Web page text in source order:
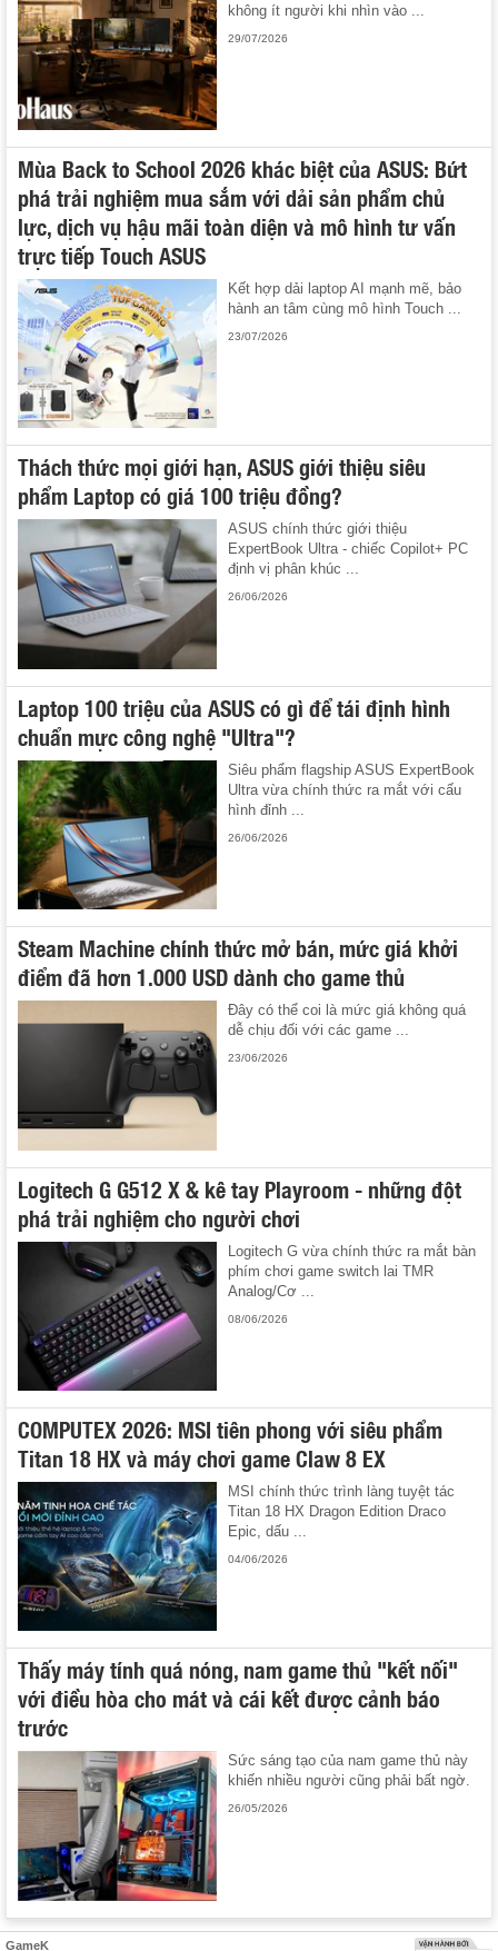
không ít người khi nhìn vào ...
29/07/2026
Mùa Back to School 2026 khác biệt của ASUS: Bứt
phá trải nghiệm mua sắm với dải sản phẩm chủ
lực, dịch vụ hậu mãi toàn diện và mô hình tư vấn
trực tiếp Touch ASUS
Kết hợp dải laptop AI mạnh mẽ, bảo
hành an tâm cùng mô hình Touch ...
23/07/2026
Thách thức mọi giới hạn, ASUS giới thiệu siêu
phẩm Laptop có giá 100 triệu đồng?
ASUS chính thức giới thiệu
ExpertBook Ultra - chiếc Copilot+ PC
định vị phân khúc ...
26/06/2026
Laptop 100 triệu của ASUS có gì để tái định hình
chuẩn mực công nghệ "Ultra"?
Siêu phẩm flagship ASUS ExpertBook
Ultra vừa chính thức ra mắt với cấu
hình đỉnh ...
26/06/2026
Steam Machine chính thức mở bán, mức giá khởi
điểm đã hơn 1.000 USD dành cho game thủ
Đây có thể coi là mức giá không quá
dễ chịu đối với các game ...
23/06/2026
Logitech G G512 X & kê tay Playroom - những đột
phá trải nghiệm cho người chơi
Logitech G vừa chính thức ra mắt bàn
phím chơi game switch lai TMR
Analog/Cơ ...
08/06/2026
COMPUTEX 2026: MSI tiên phong với siêu phẩm
Titan 18 HX và máy chơi game Claw 8 EX
MSI chính thức trình làng tuyệt tác
Titan 18 HX Dragon Edition Draco
Epic, dấu ...
04/06/2026
Thấy máy tính quá nóng, nam game thủ "kết nối"
với điều hòa cho mát và cái kết được cảnh báo
trước
Sức sáng tạo của nam game thủ này
khiến nhiều người cũng phải bất ngờ.
26/05/2026
GameK